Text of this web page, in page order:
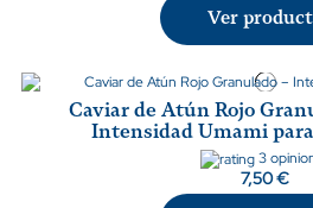
Ver
Caviar de Atún Rojo
Intensidad Umami
3
7,50 €